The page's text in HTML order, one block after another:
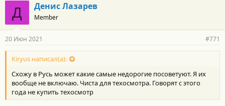
Д Денис Лазарев
Member
20 Июн 2021 #771
Kiryus написал(а):
Схожу в Русь может какие самые недорогие посоветуют. Я их
вообще не включаю. Чиста для техосмотра. Говорят с этого
года не купить техосмотр